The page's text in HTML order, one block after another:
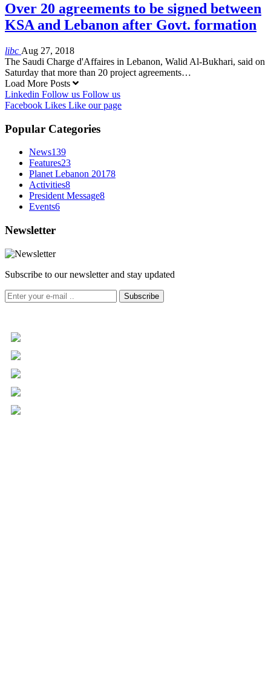
Over 20 agreements to be signed between
KSA and Lebanon after Govt. formation
libc Aug 27, 2018
The Saudi Charge d'Affaires in Lebanon, Walid Al-Bukhari, said on
Saturday that more than 20 project agreements…
Load More Posts
Linkedin Follow us Follow us
Facebook Likes Like our page
Popular Categories
News139
Features23
Planet Lebanon 20178
Activities8
President Message8
Events6
Newsletter
Subscribe to our newsletter and stay updated
Subscribe